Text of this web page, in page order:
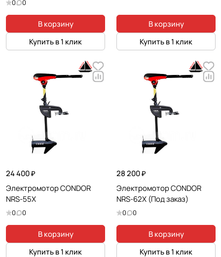
0 0
В корзину
Купить в 1 клик
В корзину
Купить в 1 клик
24 400 ₽
Электромотор CONDOR
NRS-55X
0 0
В корзину
Купить в 1 клик
28 200 ₽
Электромотор CONDOR
NRS-62X (Под заказ)
0 0
В корзину
Купить в 1 клик